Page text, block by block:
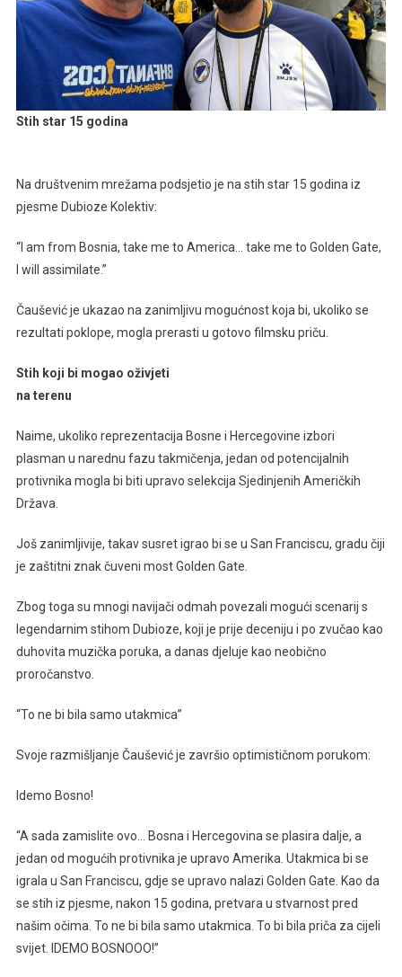
Amerike
Baš
Pored
Golden
Gatea
Stih star 15 godina
Na društvenim mrežama podsjetio je na stih star 15 godina iz
pjesme Dubioze Kolektiv:
“I am from Bosnia, take me to America… take me to Golden Gate,
I will assimilate.”
Čaušević je ukazao na zanimljivu mogućnost koja bi, ukoliko se
rezultati poklope, mogla prerasti u gotovo filmsku priču.
Stih koji bi mogao oživjeti
na terenu
Naime, ukoliko reprezentacija Bosne i Hercegovine izbori
plasman u narednu fazu takmičenja, jedan od potencijalnih
protivnika mogla bi biti upravo selekcija Sjedinjenih Američkih
Država.
Još zanimljivije, takav susret igrao bi se u San Franciscu, gradu čiji
je zaštitni znak čuveni most Golden Gate.
Zbog toga su mnogi navijači odmah povezali mogući scenarij s
legendarnim stihom Dubioze, koji je prije deceniju i po zvučao kao
duhovita muzička poruka, a danas djeluje kao neobično
proročanstvo.
“To ne bi bila samo utakmica”
Svoje razmišljanje Čaušević je završio optimističnom porukom:
Idemo Bosno!
“A sada zamislite ovo… Bosna i Hercegovina se plasira dalje, a
jedan od mogućih protivnika je upravo Amerika. Utakmica bi se
igrala u San Franciscu, gdje se upravo nalazi Golden Gate. Kao da
se stih iz pjesme, nakon 15 godina, pretvara u stvarnost pred
našim očima. To ne bi bila samo utakmica. To bi bila priča za cijeli
svijet. IDEMO BOSNOOO!”